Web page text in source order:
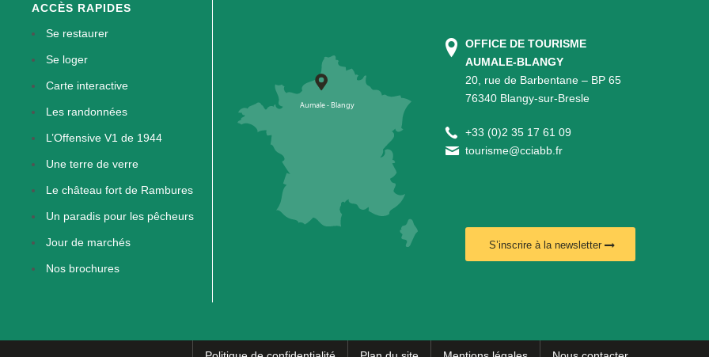
ACCÈS RAPIDES
Se restaurer
Se loger
Carte interactive
Les randonnées
L’Offensive V1 de 1944
Une terre de verre
Le château fort de Rambures
Un paradis pour les pêcheurs
Jour de marchés
Nos brochures
OFFICE DE TOURISME
AUMALE-BLANGY
20, rue de Barbentane – BP 65
76340 Blangy-sur-Bresle
+33 (0)2 35 17 61 09
tourisme@cciabb.fr
S’inscrire à la newsletter